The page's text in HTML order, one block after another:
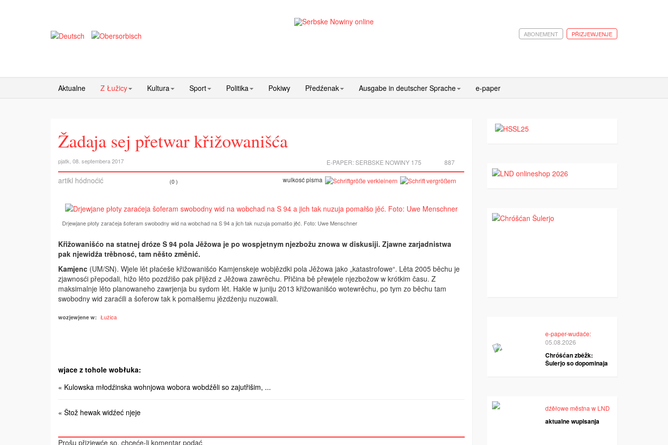
PŘIZJEWJENJE
ABONEMENT
Aktualne Z Łužicy Kultura Sport Politika Pokiwy Předźenak Ausgabe in deutscher Sprache e-paper
Žadaja sej přetwar křižowanišća
pjatk, 08. septembera 2017 887
E-PAPER:SERBSKE NOWINY 175
artikl hódnoćić (0 ) wulkosć pisma
Drjewjane płoty zaraćeja šoferam swobodny wid na wobchad na S 94 a jich tak nuzuja pomałšo jěć. Foto: Uwe Menschner
Křižowanišćo na statnej dróze S 94 pola Jěžowa je po wospjetnym njezbožu znowa­ w diskusiji. Zjawne zarjadnistwa
pak njewidźa trěbnosć, tam něšto změnić.­
Kamjenc (UM/SN). Wjele lět płaćeše křižowanišćo Kamjenskeje wobjězdki pola Jěžowa jako „katastrofowe“. Lěta 2005 běchu je
zjawnosći přepodali, hižo lěto pozdźišo pak přijězd z Jěžowa zawrěchu. Přičina bě přewjele njezbožow w krótkim času. Z
maksimalnje lěto planowaneho zawrjenja bu sydom lět. Hakle w juniju 2013 křižowanišćo wotewrěchu, po tym zo běchu tam
swobodny wid zaraćili a šoferow tak k pomałšemu jězdźenju nuzowali.
wozjewjene w: Łužica
wjace z tohole wobłuka:
« Kulowska młodźinska wohnjowa wobora wobdźěli so zajutřišim, ...
« Štož hewak widźeć njeje
Prošu přizjewće so, chceće-li komentar podać
e-paper-wudaće:
05.08.2026
Chróšćan zběžk:
Šulerjo so dopominaja
dźěłowe městna w LND
aktualne wupisanja